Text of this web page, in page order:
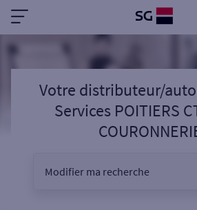
Votre distributeur/
Services POITIERS
Modifier ma recherche